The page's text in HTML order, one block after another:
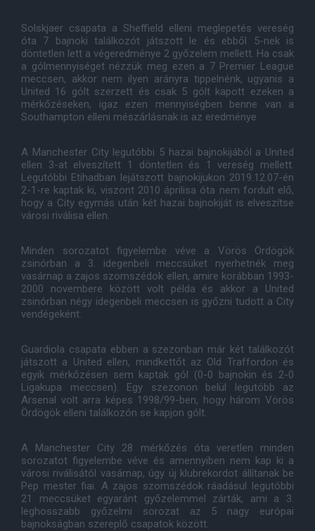
Solskjaer csapata a Sheffield elleni meglepetés vereség
óta 7 bajnoki találkozót játszott le és ebből 5-nek is
döntetlen lett a végeredménye 2 győzelem mellett. Ha csak
a gólmennyiséget nézzük meg ezen a 7 Premier League
meccsen, akkor nem ilyen arányra tippelnénk, ugyanis a
United 16 gólt szerzett és csak 5 gólt kapott ezeken a
mérkőzéseken, igaz ezen mennyiségben benne van a
Southampton elleni mészárlásnak is az eredménye.
A Manchester City legutóbbi 5 hazai bajnokijából a United
ellen 3-at elveszített 1 döntetlen és 1 vereség mellett.
Legutóbbi Etihadban lejátszott bajnokijukon 2019.12.07-én
2-1-re kaptak ki, viszont 2010 áprilisa óta nem fordult elő,
hogy a City egymás után két hazai bajnokiját is elveszítse
városi riválisa ellen.
Minden sorozatot figyelembe véve a Vörös Ördögök
zsinórban a 3. idegenbeli meccsüket nyerhetnék meg
vasárnap a zajos szomszédok ellen, amire korábban 1993-
2000 novembere között volt példa és akkor a United
zsinórban négy idegenbeli meccsen is győzni tudott a City
vendégeként.
Guardiola csapata ebben a szezonban már két találkozót
játszott a United ellen, mindkettőt az Old Traffordon és
egyik mérkőzésen sem kaptak gól (0-0 bajnokin és 2-0
Ligakupa meccsen). Egy szezonon belül legutóbb az
Arsenal volt arra képes 1998/99-ben, hogy három Vörös
Ördögök elleni találkozón se kapjon gólt.
A Manchester City 28 mérkőzés óta veretlen minden
sorozatot figyelembe véve és amennyiben nem kap ki a
városi riválisától vasárnap, úgy új klubrekordot állítanak be
Pep mester fiai. A zajos szomszédok ráadásul legutóbbi
21 meccsüket egyaránt győzelemmel zárták, ami a 3.
leghosszabb győzelmi sorozat az 5 nagy európai
bajnokságban szereplő csapatok között.